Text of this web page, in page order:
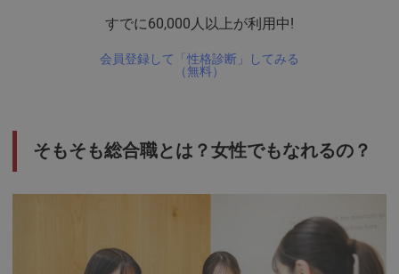
すでに60,000人以上が利用中!
会員登録して「性格診断」してみる
（無料）
そもそも総合職とは？女性でもなれるの？